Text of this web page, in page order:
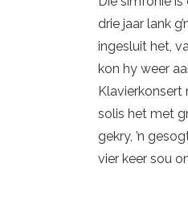
drie jaar lank
ingesluit het,
kon hy weer
Klavierkonsert
solis het met
gekry, ’n
vier keer sou